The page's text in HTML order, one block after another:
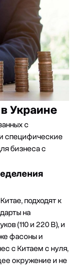
Украине
с
специфические
бизнеса с
подходят к
на
(110 и 220 В), и
фасоны и
с Китаем с нуля,
окружение и не